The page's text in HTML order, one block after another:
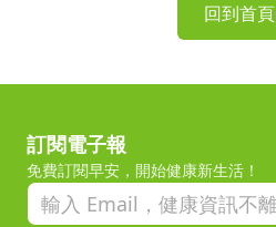
回到首頁
訂閱電子報
免費訂閱早安，開始健康新生活！